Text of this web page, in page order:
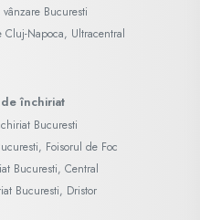
Bucuresti
Cluj-Napoca, Ultracentral
închiriat
Bucuresti
Foisorul de Foc
Bucuresti, Central
Bucuresti, Dristor